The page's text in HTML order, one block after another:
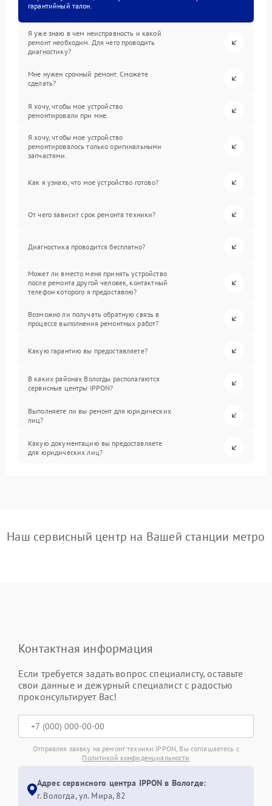
гарантийный талон.
Я уже знаю в чем неисправность и какой
ремонт необходим. Для чего проводить
диагностику?
Мне нужен срочный ремонт. Сможете
сделать?
Я хочу, чтобы мое устройство
ремонтировали при мне.
Я хочу, чтобы мое устройство
ремонтировалось только оригинальными
запчастями.
Как я узнаю, что мое устройство готово?
От чего зависит срок ремонта техники?
Диагностика проводится бесплатно?
Может ли вместо меня принять устройство
после ремонта другой человек, контактный
телефон которого я предоставлю?
Возможно ли получать обратную связь в
процессе выполнения ремонтных работ?
Какую гарантию вы предоставляете?
В каких районах Вологды располагаются
сервисные центры IPPON?
Выполняете ли вы ремонт для юридических
лиц?
Какую документацию вы предоставляете
для юридических лиц?
Наш сервисный центр на Вашей станции метро
Контактная информация
Если требуется задать вопрос специалисту, оставьте
свои данные и дежурный специалист с радостью
проконсультирует Вас!
Отправляя заявку на ремонт техники IPPON, Вы соглашаетесь с
Политикой конфиденциальности
Адрес сервисного центра IPPON в Вологде:
г. Вологда, ул. Мира, 82